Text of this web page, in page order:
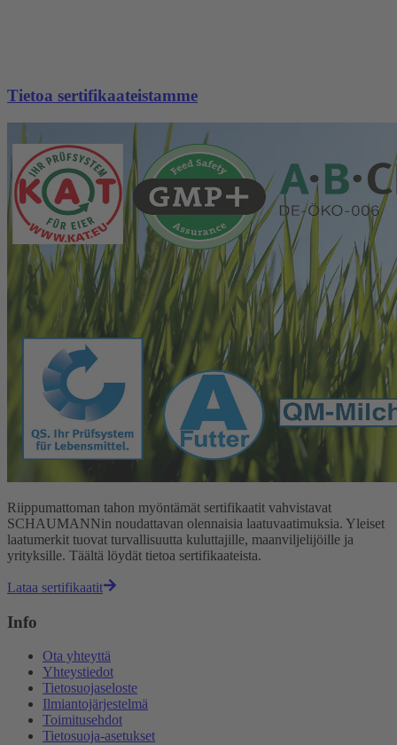
Tietoa sertifikaateistamme
Riippumattoman tahon myöntämät sertifikaatit vahvistavat
SCHAUMANNin noudattavan olennaisia laatuvaatimuksia. Yleiset
laatumerkit tuovat turvallisuutta kuluttajille, maanviljelijöille ja
yrityksille. Täältä löydät tietoa sertifikaateista.
Lataa sertifikaatit
Info
Ota yhteyttä
Yhteystiedot
Tietosuojaseloste
Ilmiantojärjestelmä
Toimitusehdot
Tietosuoja-asetukset